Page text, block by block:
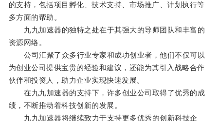
的支持，包括项目孵化、技术支持、市场推广、计划执行等
多方面的帮助。
九九加速器的独特之处在于其强大的导师团队和丰富的
资源网络。
公司汇聚了众多行业专家和成功创业者，他们不仅可以
为创业公司提供宝贵的经验和建议，还能为其引入战略合作
伙伴和投资人，助力企业实现快速发展。
在九九加速器的支持下，许多创业公司取得了优秀的成
绩，不断推动着科技创新的发展。
九九加速器将继续致力于支持更多优秀的创新科技企